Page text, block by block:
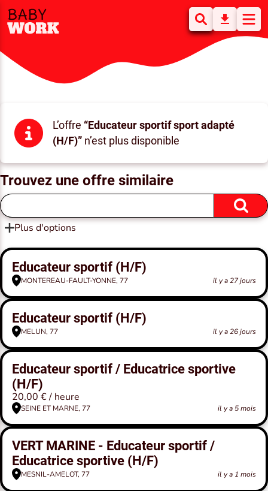
L’offre “Educateur sportif sport adapté
(H/F)” n’est plus disponible
Trouvez une offre similaire
Plus d'options
Educateur sportif (H/F)
MONTEREAU-FAULT-YONNE, 77 il y a 27 jours
Educateur sportif (H/F)
MELUN, 77 il y a 26 jours
Educateur sportif / Educatrice sportive
(H/F)
20,00 € / heure
SEINE ET MARNE, 77 il y a 5 mois
VERT MARINE - Educateur sportif /
Educatrice sportive (H/F)
MESNIL-AMELOT, 77 il y a 1 mois